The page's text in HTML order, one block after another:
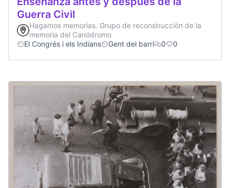
Guerra Civil
Hagamos memorias. Grupo de reconstrucción de la
memoria del Canódromo
El Congrés i els Indians
Gent del barri 0 0